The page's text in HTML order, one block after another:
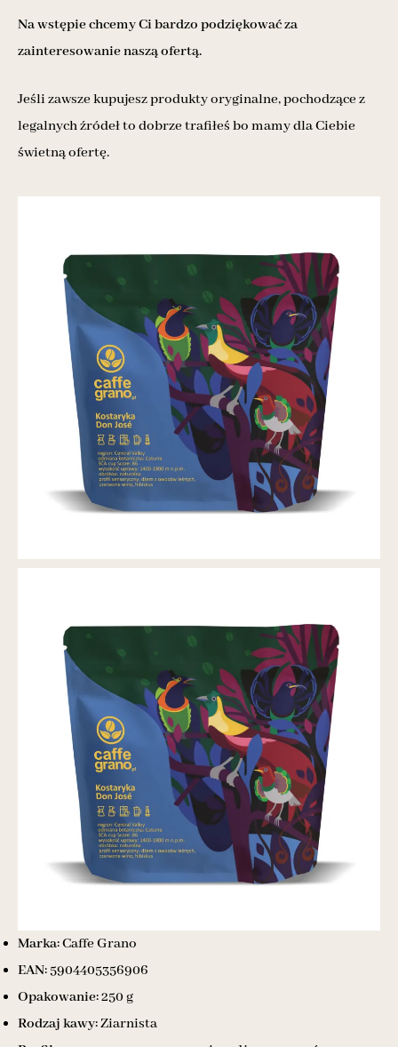
Na wstępie chcemy Ci bardzo podziękować za
zainteresowanie naszą ofertą.
Jeśli zawsze kupujesz produkty oryginalne, pochodzące z
legalnych źródeł to dobrze trafiłeś bo mamy dla Ciebie
świetną ofertę.
Marka:Caffe Grano
EAN:5904405356906
Opakowanie:250 g
Rodzaj kawy:Ziarnista